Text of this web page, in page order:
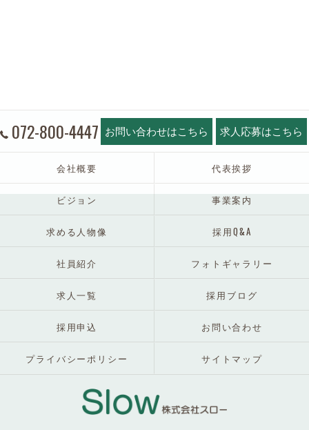
072-800-4447 お問い合わせはこちら 求人応募はこちら
会社概要 代表挨拶
ビジョン 事業案内
求める人物像 採用Q&A
社員紹介 フォトギャラリー
求人一覧 採用ブログ
採用申込 お問い合わせ
プライバシーポリシー サイトマップ